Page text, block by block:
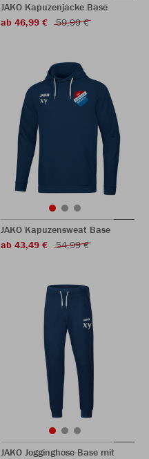
JAKO Kapuzenjacke Base
ab 46,99 €
59,99 €
JAKO Kapuzensweat Base
ab 43,49 €
54,99 €
JAKO Jogginghose Base mit